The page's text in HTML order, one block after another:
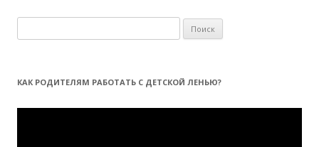
а
т
:
КАК РОДИТЕЛЯМ РАБОТАТЬ С ДЕТСКОЙ ЛЕНЬЮ?
Видеоплеер